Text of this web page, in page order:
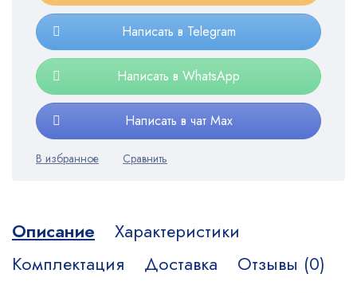
Написать в Telegram
Написать в WhatsApp
Написать в чат Max
Описание
Характеристики
Комплектация
Доставка Отзывы (0)